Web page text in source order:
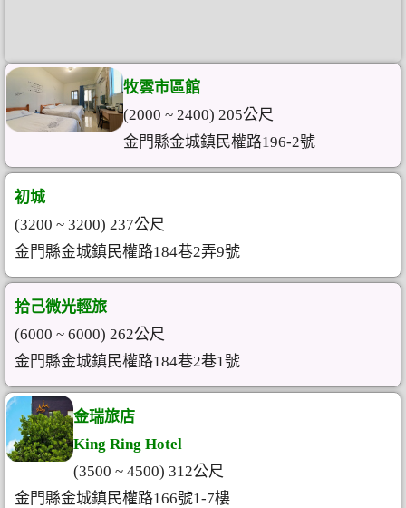
牧雲市區館
(2000 ~ 2400) 205公尺
金門縣金城鎮民權路196-2號
初城
(3200 ~ 3200) 237公尺
金門縣金城鎮民權路184巷2弄9號
拾己微光輕旅
(6000 ~ 6000) 262公尺
金門縣金城鎮民權路184巷2巷1號
金瑞旅店
King Ring Hotel
(3500 ~ 4500) 312公尺
金門縣金城鎮民權路166號1-7樓